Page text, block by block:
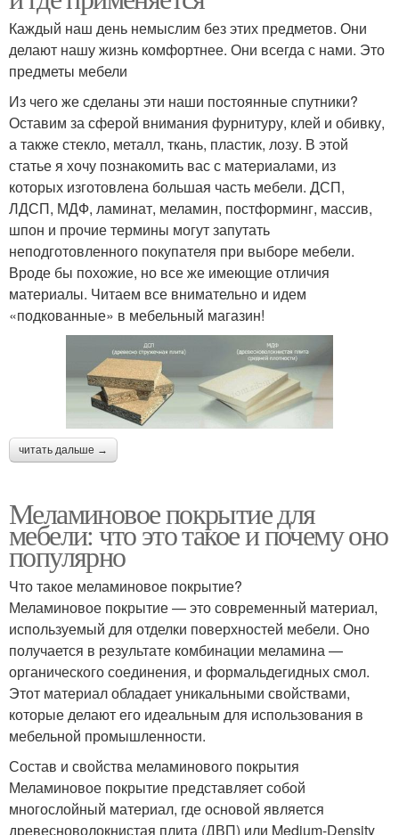
Каждый наш день немыслим без этих предметов. Они
делают нашу жизнь комфортнее. Они всегда с нами. Это
предметы мебели
Из чего же сделаны эти наши постоянные спутники?
Оставим за сферой внимания фурнитуру, клей и обивку,
а также стекло, металл, ткань, пластик, лозу. В этой
статье я хочу познакомить вас с материалами, из
которых изготовлена большая часть мебели. ДСП,
ЛДСП, МДФ, ламинат, меламин, постформинг, массив,
шпон и прочие термины могут запутать
неподготовленного покупателя при выборе мебели.
Вроде бы похожие, но все же имеющие отличия
материалы. Читаем все внимательно и идем
«подкованные» в мебельный магазин!
читать дальше →
Меламиновое покрытие для
мебели: что это такое и почему оно
популярно
Что такое меламиновое покрытие?
Меламиновое покрытие — это современный материал,
используемый для отделки поверхностей мебели. Оно
получается в результате комбинации меламина —
органического соединения, и формальдегидных смол.
Этот материал обладает уникальными свойствами,
которые делают его идеальным для использования в
мебельной промышленности.
Состав и свойства меламинового покрытия
Меламиновое покрытие представляет собой
многослойный материал, где основой является
древесноволокнистая плита (ДВП) или Medium-Density